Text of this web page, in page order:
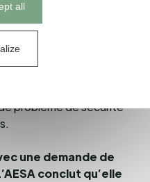
Food incluant les
dépasse la dose de
vu de la source, de la
problème de sécurité
une demande de
conclut qu’elle
management panel
all